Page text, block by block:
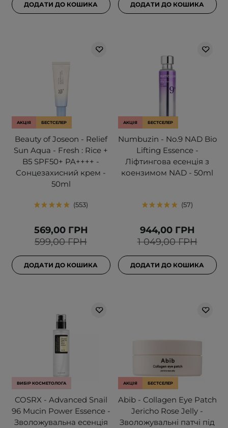
ДОДАТИ ДО КОШИКА ДОДАТИ ДО КОШИКА
АКЦІЯ БЕСТСЕЛЕР
Beauty of Joseon - Relief
Sun Aqua - Fresh : Rice +
B5 SPF50+ PA++++ -
Cонцезахисний крем -
50ml
553
599,00 ГРН
569,00 ГРН
ДОДАТИ ДО КОШИКА
АКЦІЯ БЕСТСЕЛЕР
Numbuzin - No.9 NAD Bio
Lifting Essence -
Ліфтингова есенція з
коензимом NAD - 50ml
57
1 049,00 ГРН
944,00 ГРН
ДОДАТИ ДО КОШИКА
ВИБІР КОСМЕТОЛОГА
COSRX - Advanced Snail
96 Mucin Power Essence -
Зволожувальна есенція
АКЦІЯ БЕСТСЕЛЕР
Abib - Collagen Eye Patch
Jericho Rose Jelly -
Зволожувальні патчі під